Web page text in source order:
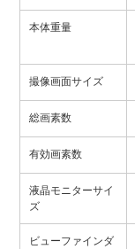
本体重量
撮像画面サイズ
総画素数
有効画素数
液晶モニターサイ
ズ
ビューファインダ